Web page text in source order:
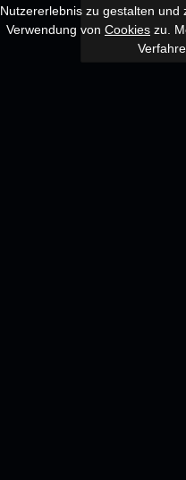
Nutzererlebnis zu gestalten
Verwendung von Cookies zu.